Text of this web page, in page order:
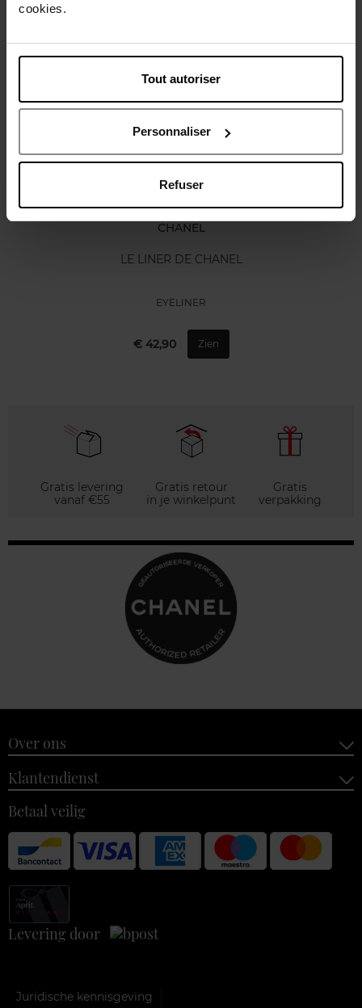
cookies.
Tout autoriser
Personnaliser
Refuser
Karakteristieken
Nog iets vergeten ?
CHANEL
LE LINER DE CHANEL
EYELINER
€ 42,90 Zien
Gratis levering
vanaf €55
Gratis retour
in je winkelpunt
Gratis
verpakking
Over ons
Klantendienst
Betaal veilig
Levering door
Juridische kennisgeving